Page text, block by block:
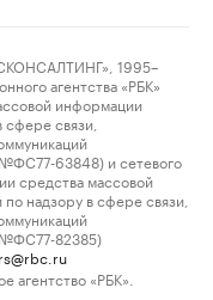
1995–
агентства «РБК»
информации
связи,
63848) и сетевого
средства массовой
надзору в сфере связи,
№ФС77-82385)
агентство «РБК».